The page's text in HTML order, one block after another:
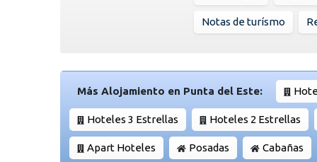
Notas de turísmo
Más Alojamiento en Punta del Este:
Hoteles 3 Estrellas Hoteles 2 Estrellas
Apart Hoteles Posadas Cabañas